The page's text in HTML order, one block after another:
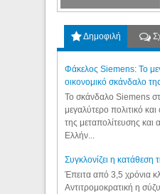
Δημοφιλή
Φάκελος Siemens: Το
οικονομικό σκάνδαλο
Το σκάνδαλο Siemens
μεγαλύτερο πολιτικό
της μεταπολίτευσης
Ελλήν...
Συγκλονίζει η κατάθεση
Έπειτα από 3,5 χρόνια
Αντιτρομοκρατική η